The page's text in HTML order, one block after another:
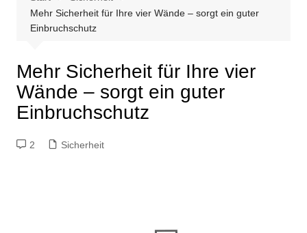
Mehr Sicherheit für Ihre vier Wände – sorgt ein guter
Einbruchschutz
Mehr Sicherheit für Ihre vier
Wände – sorgt ein guter
Einbruchschutz
2 Sicherheit